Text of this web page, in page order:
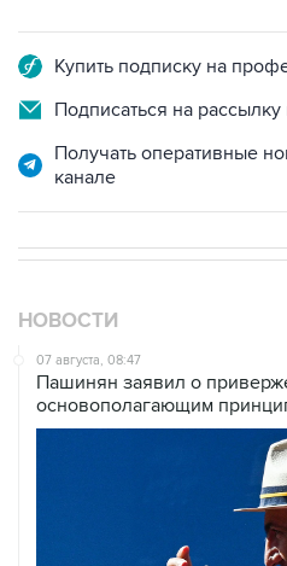
Купить подписку на
Подписаться на
Получать оперативные
канале
НОВОСТИ
07 августа, 08:47
Пашинян заявил о
основополагающим